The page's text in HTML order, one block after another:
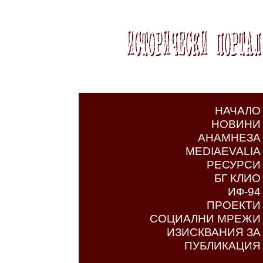
НАЧАЛО
НОВИНИ
АНАМНЕЗА
MEDIAEVALIA
РЕСУРСИ
БГ КЛИО
ИФ-94
ПРОЕКТИ
СОЦИАЛНИ МРЕЖИ
ИЗИСКВАНИЯ ЗА
ПУБЛИКАЦИЯ